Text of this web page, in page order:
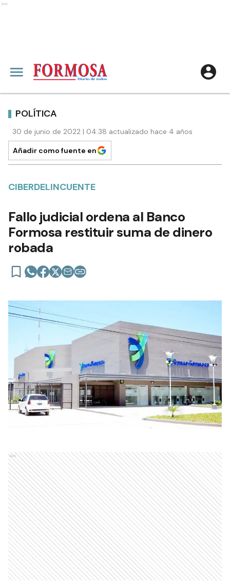
Ads
POLÍTICA
30 de junio de 2022 | 04:38 actualizado hace 4 años
Añadir como fuente en
CIBERDELINCUENTE
Fallo judicial ordena al Banco
Formosa restituir suma de dinero
robada
Ads